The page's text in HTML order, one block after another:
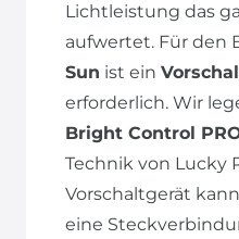
Lichtleistung das
aufwertet. Für den
Sun ist ein
erforderlich. Wir
Bright Control
Technik von Lucky
Vorschaltgerät
eine